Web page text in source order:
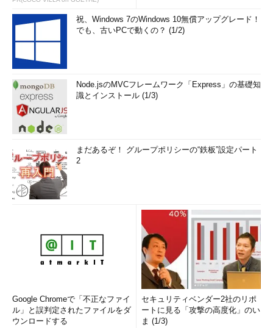
祝、Windows 7のWindows 10無償アップグレード！
でも、古いPCで動くの？ (1/2)
Node.jsのMVCフレームワーク「Express」の基礎知
識とインストール (1/3)
まだあるぞ！ グループポリシーの“鉄板”設定パート
2
Google Chromeで「不正なファイ
ル」と誤判定されたファイルをダ
ウンロードする
セキュリティベンダー2社のリポ
ートに見る「攻撃の高度化」のい
ま (1/3)